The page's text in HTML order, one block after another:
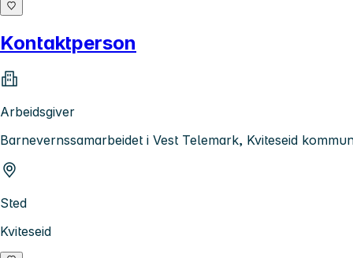
Kontaktperson
Arbeidsgiver
Barnevernssamarbeidet i Vest Telemark, Kviteseid
Sted
Kviteseid